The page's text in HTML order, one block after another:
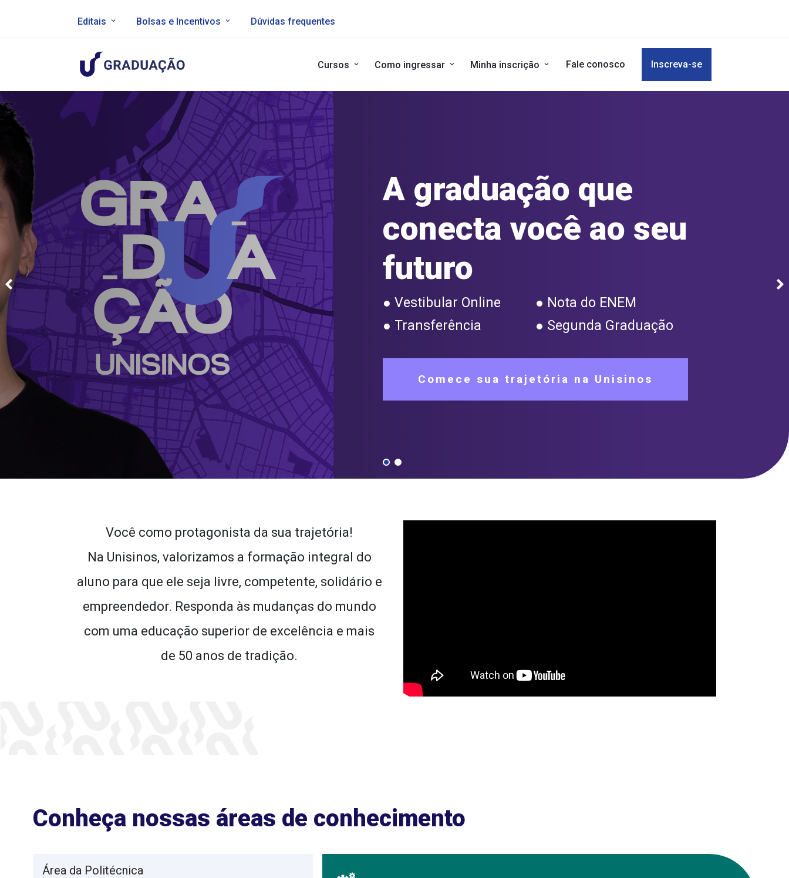
Editais Bolsas e Incentivos Dúvidas frequentes
Cursos Como ingressar Minha inscrição Fale conosco Inscreva-se
A graduação que
conecta você ao seu
futuro
● Vestibular Online
● Nota do ENEM
● Transferência
● Segunda Graduação
Comece sua trajetória na Unisinos
Você como protagonista da sua trajetória!
Na Unisinos, valorizamos a formação integral do
aluno para que ele seja livre, competente, solidário e
empreendedor. Responda às mudanças do mundo
com uma educação superior de excelência e mais
de 50 anos de tradição.
Conheça nossas áreas de conhecimento
Área da Politécnica